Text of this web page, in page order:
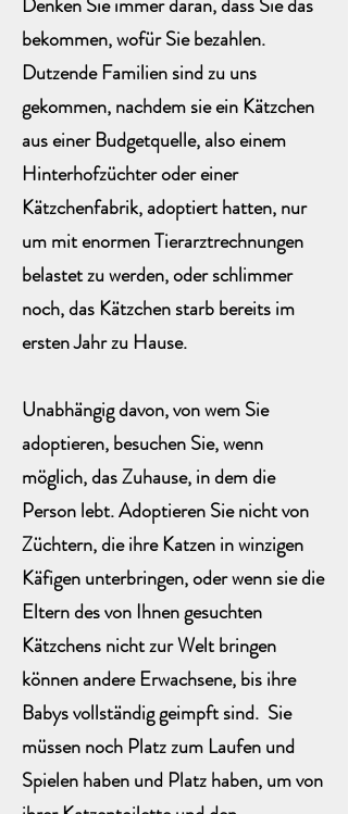
bekommen, wofür Sie bezahlen.
Dutzende Familien sind zu uns
gekommen, nachdem sie ein Kätzchen
aus einer Budgetquelle, also einem
Hinterhofzüchter oder einer
Kätzchenfabrik, adoptiert hatten, nur
um mit enormen Tierarztrechnungen
belastet zu werden, oder schlimmer
noch, das Kätzchen starb bereits im
ersten Jahr zu Hause.
Unabhängig davon, von wem Sie
adoptieren, besuchen Sie, wenn
möglich, das Zuhause, in dem die
Person lebt. Adoptieren Sie nicht von
Züchtern, die ihre Katzen in winzigen
Käfigen unterbringen, oder wenn sie die
Eltern des von Ihnen gesuchten
Kätzchens nicht zur Welt bringen
können andere Erwachsene, bis ihre
Babys vollständig geimpft sind. Sie
müssen noch Platz zum Laufen und
Spielen haben und Platz haben, um von